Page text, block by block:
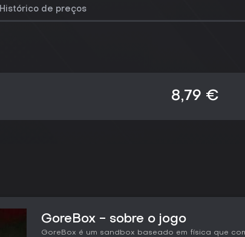
Histórico de preços
8,79 €
GoreBox - sobre o jogo
GoreBox é um sandbox baseado em física que